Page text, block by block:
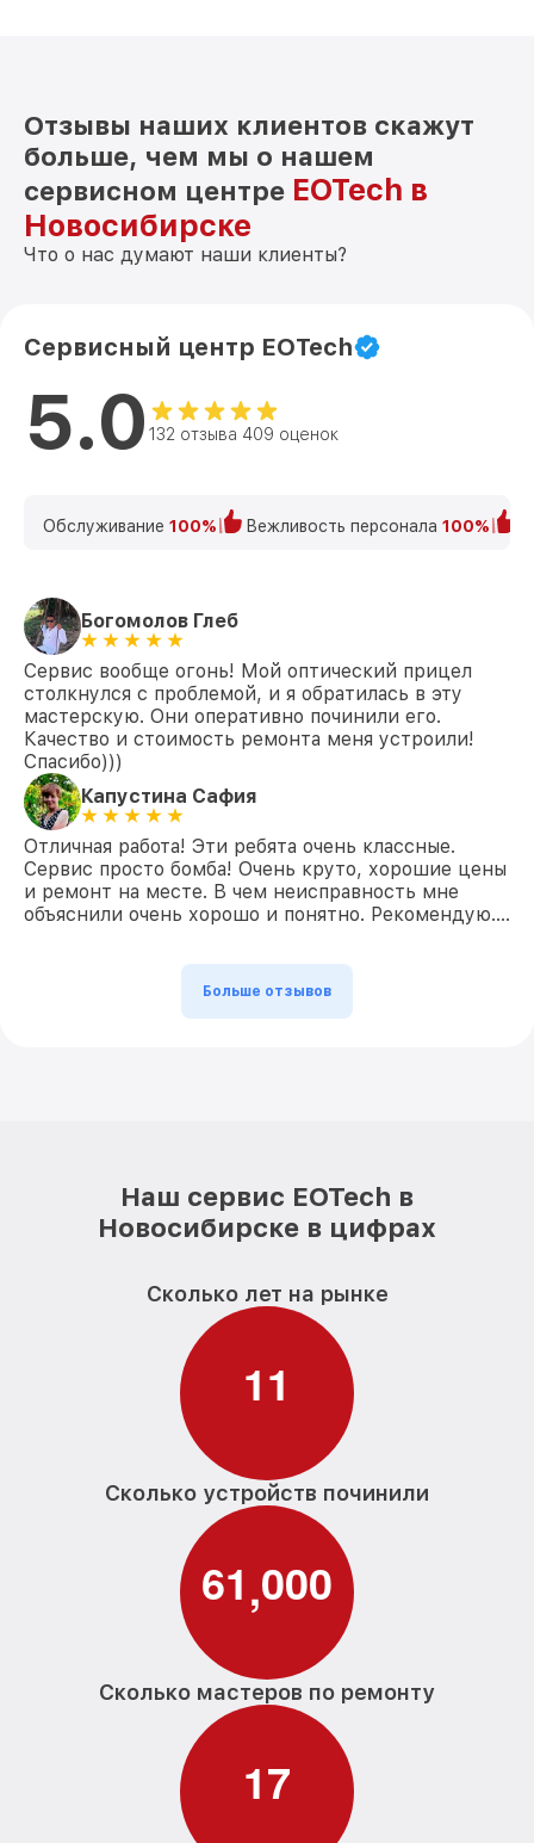
Отзывы наших клиентов скажут
больше, чем мы о нашем
сервисном центре EOTech в
Новосибирске
Что о нас думают наши клиенты?
Сервисный центр EOTech
5.0 132 отзыва 409 оценок
Обслуживание 100% Вежливость персонала 100%
Богомолов Глеб
Сервис вообще огонь! Мой оптический прицел
столкнулся с проблемой, и я обратилась в эту
мастерскую. Они оперативно починили его.
Качество и стоимость ремонта меня устроили!
Спасибо)))
Капустина Сафия
Отличная работа! Эти ребята очень классные.
Сервис просто бомба! Очень круто, хорошие цены
и ремонт на месте. В чем неисправность мне
объяснили очень хорошо и понятно. Рекомендую….
Больше отзывов
Наш сервис EOTech в
Новосибирске в цифрах
Сколько лет на рынке
11
Сколько устройств починили
61,000
Сколько мастеров по ремонту
17